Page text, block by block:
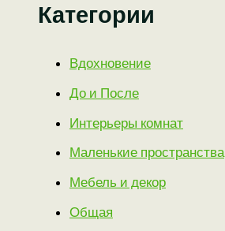
Категории
Вдохновение
До и После
Интерьеры комнат
Маленькие пространства
Мебель и декор
Общая